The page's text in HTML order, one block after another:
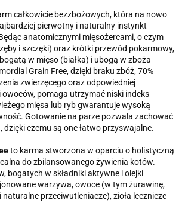
całkowicie bezzbożowych, która na nowo
pierwotny i naturalny instynkt
anatomicznymi mięsożercami, o czym
i szczęki) oraz krótki przewód pokarmowy,
w mięso (białka) i ubogą w zboża
Grain Free, dzięki braku zbóż, 70%
zwierzęcego oraz odpowiedniej
owoców, pomaga utrzymać niski indeks
mięsa lub ryb gwarantuje wysoką
Gotowanie na parze pozwala zachować
czemu są one łatwo przyswajalne.
to karma stworzona w oparciu o holistyczną
do zbilansowanego żywienia kotów.
bogatych w składniki aktywne i olejki
warzywa, owoce (w tym żurawinę,
przeciwutleniacze), zioła lecznicze